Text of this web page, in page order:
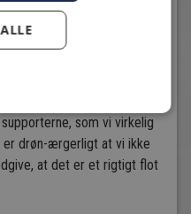
Det var, trods alt, også en
højt. Vores spillere
scorende hold, og det
som vi virkelig
er drøn-ærgerligt at vi ikke
at det er et rigtigt flot